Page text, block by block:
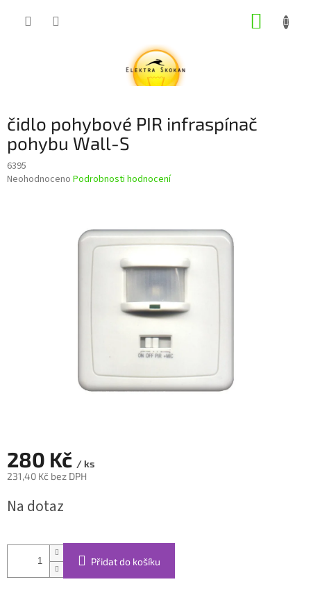
čidlo pohybové PIR infraspínač
pohybu Wall-S
6395
Průměrné
Neohodnoceno Podrobnosti hodnocení
280 Kč / ks
231,40 Kč bez DPH
cena:
Na dotaz
Přidat do košíku